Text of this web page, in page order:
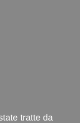
tratte da